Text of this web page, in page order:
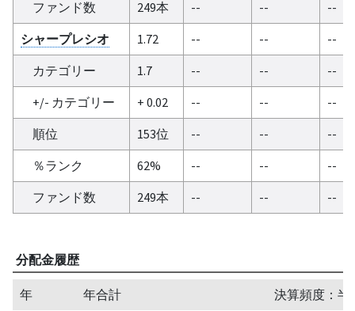
ファンド数 249本 -- --
--
シャープレシオ
1.72 -- --
--
カテゴリー
1.7 -- --
--
+/- カテゴリー
+ 0.02 -- --
--
順位
153位 -- --
--
％ランク
62% -- --
--
ファンド数
249本 -- -- --
分配金履歴
年 年合計 決算頻度：半